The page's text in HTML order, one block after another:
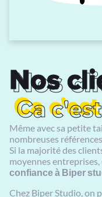
Nos
Nos
Ca
Ca
Même avec sa petite
nombreuses
Si la majorité des
moyennes entreprises,
confiance à Biper
Chez Biper Studio, on